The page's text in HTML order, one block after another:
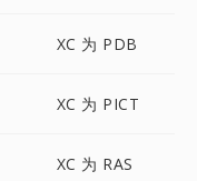
XC 为 PDB
XC 为 PICT
XC 为 RAS